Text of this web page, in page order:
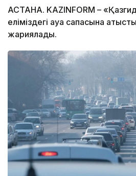
АСТАНА. KAZINFORM –
еліміздегі ауа сапасына
жариялады.